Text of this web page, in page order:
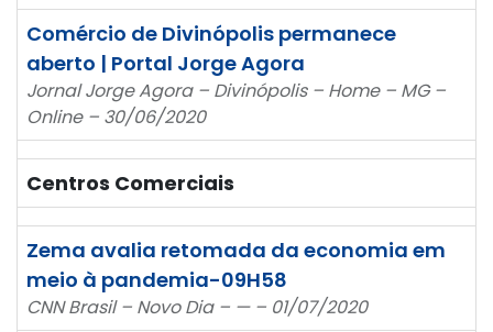
Comércio de Divinópolis permanece
aberto | Portal Jorge Agora
Jornal Jorge Agora – Divinópolis – Home – MG –
Online – 30/06/2020
Centros Comerciais
Zema avalia retomada da economia em
meio à pandemia-09H58
CNN Brasil – Novo Dia – — – 01/07/2020